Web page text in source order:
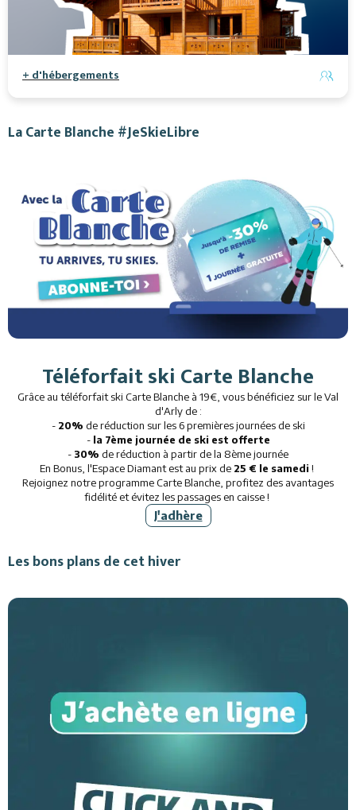
+ d'hébergements
La Carte Blanche #JeSkieLibre
Téléforfait ski Carte Blanche
Grâce au téléforfait ski Carte Blanche à 19€, vous bénéficiez sur le Val
d'Arly de :
- 20% de réduction sur les 6 premières journées de ski
-la 7ème journée de ski est offerte
- 30% de réduction à partir de la 8ème journée
En Bonus, l'Espace Diamant est au prix de 25 € le samedi !
Rejoignez notre programme Carte Blanche, profitez des avantages
fidélité et évitez les passages en caisse !
J'adhère
Les bons plans de cet hiver